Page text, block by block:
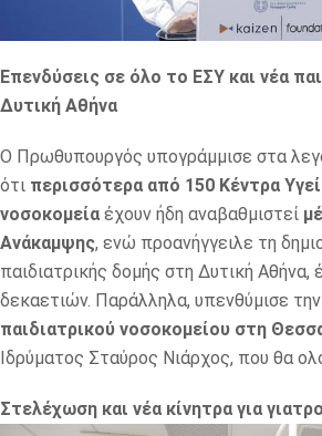
Επενδύσεις σε όλο το ΕΣΥ και νέα
Δυτική Αθήνα
Ο Πρωθυπουργός υπογράμμισε στα
ότι περισσότερα από 150 Κέντρα
νοσοκομεία έχουν ήδη αναβαθμιστεί
Ανάκαμψης, ενώ προανήγγειλε τη
παιδιατρικής δομής στη Δυτική Αθήνα,
δεκαετιών. Παράλληλα, υπενθύμισε
παιδιατρικού νοσοκομείου στη
Ιδρύματος Σταύρος Νιάρχος, που θα
Στελέχωση και νέα κίνητρα για